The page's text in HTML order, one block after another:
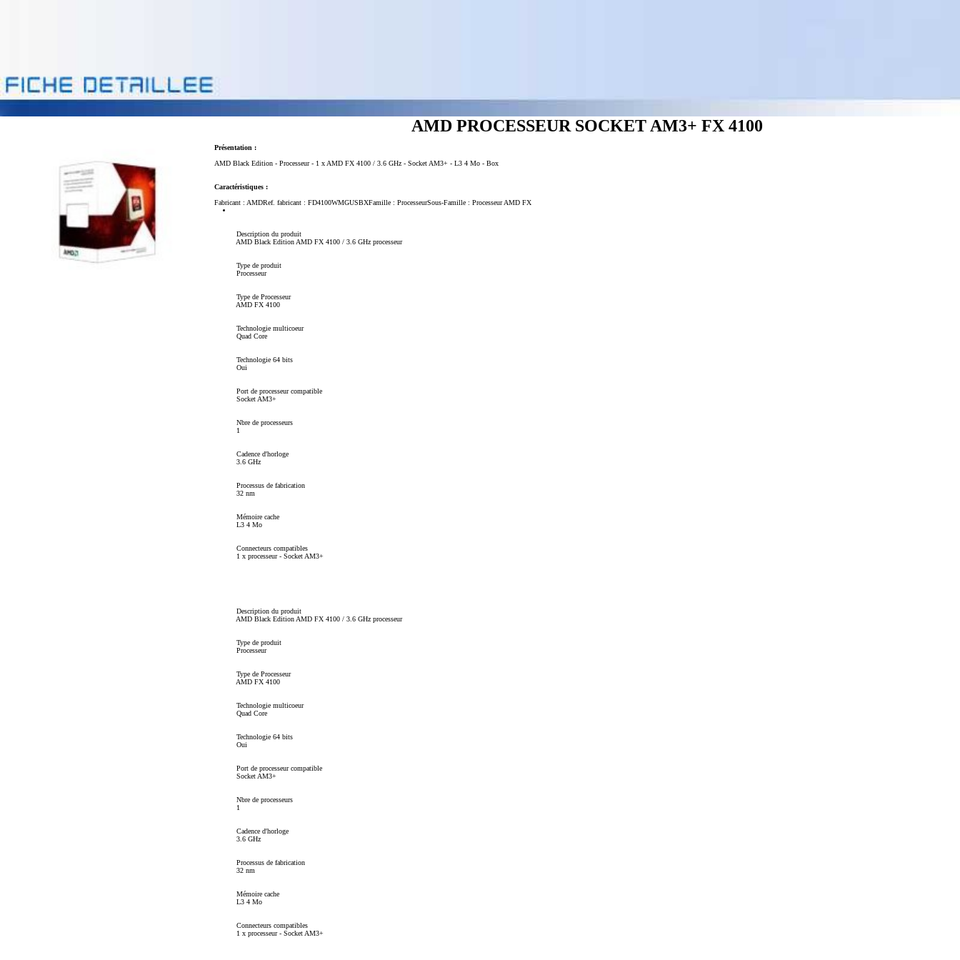
AMD PROCESSEUR SOCKET AM3+ FX 4100
Présentation :
AMD Black Edition - Processeur - 1 x AMD FX 4100 / 3.6 GHz - Socket AM3+ - L3 4 Mo - Box
Caractéristiques :
Fabricant : AMDRef. fabricant : FD4100WMGUSBXFamille : ProcesseurSous-Famille : Processeur AMD FX
Description du produit
AMD Black Edition AMD FX 4100 / 3.6 GHz processeur
Type de produit
Processeur
Type de Processeur
AMD FX 4100
Technologie multicoeur
Quad Core
Technologie 64 bits
Oui
Port de processeur compatible
Socket AM3+
Nbre de processeurs
1
Cadence d'horloge
3.6 GHz
Processus de fabrication
32 nm
Mémoire cache
L3 4 Mo
Connecteurs compatibles
1 x processeur - Socket AM3+
Description du produit
AMD Black Edition AMD FX 4100 / 3.6 GHz processeur
Type de produit
Processeur
Type de Processeur
AMD FX 4100
Technologie multicoeur
Quad Core
Technologie 64 bits
Oui
Port de processeur compatible
Socket AM3+
Nbre de processeurs
1
Cadence d'horloge
3.6 GHz
Processus de fabrication
32 nm
Mémoire cache
L3 4 Mo
Connecteurs compatibles
1 x processeur - Socket AM3+